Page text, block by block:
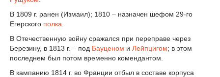
В 1809 г. ранен (Измаил); 1810 – назначен шефом 29-го
Егерского полка
В Отечественную войну сражался при переправе через
Березину, в 1813 г. – под Бауценом и Лейпцигом; в этом
последнем был потом временно комендантом.
В кампанию 1814 г. во Франции отбыл в составе корпуса